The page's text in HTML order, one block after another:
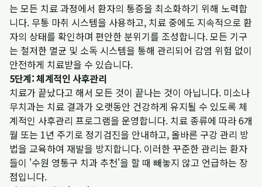
는 모든 치료 과정에서 환자의 통증을 최소화하기 위해 노력합
니다. 무통 마취 시스템을 사용하고, 치료 중에도 지속적으로 환
자의 상태를 확인하며 편안한 분위기를 조성합니다. 모든 기구
는 철저한 멸균 및 소독 시스템을 통해 관리되어 감염 위험 없이
안전하게 치료받을 수 있습니다.
5단계: 체계적인 사후관리
치료가 끝났다고 해서 모든 것이 끝나는 것이 아닙니다. 미소나
무치과는 치료 결과가 오랫동안 건강하게 유지될 수 있도록 체
계적인 사후관리 프로그램을 운영합니다. 치료 종류에 따라 6개
월 또는 1년 주기로 정기검진을 안내하고, 올바른 구강 관리 방
법을 교육하여 재발을 방지합니다. 이러한 꾸준한 관리는 환자
들이 '수원 영통구 치과 추천'을 할 때 빼놓지 않고 언급하는 장
점입니다.